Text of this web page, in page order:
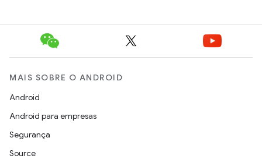
MAIS SOBRE O ANDROID
Android
Android para empresas
Segurança
Source